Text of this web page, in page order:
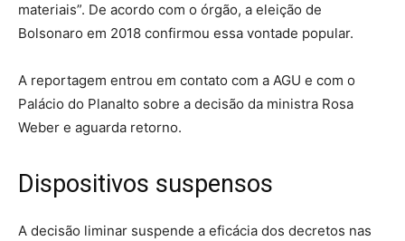
materiais”. De acordo com o órgão, a eleição de
Bolsonaro em 2018 confirmou essa vontade popular.
A reportagem entrou em contato com a AGU e com o
Palácio do Planalto sobre a decisão da ministra Rosa
Weber e aguarda retorno.
Dispositivos suspensos
A decisão liminar suspende a eficácia dos decretos nas